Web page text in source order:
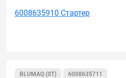
6008635910 Стартер
BLUMAQ (ST) 6008635711